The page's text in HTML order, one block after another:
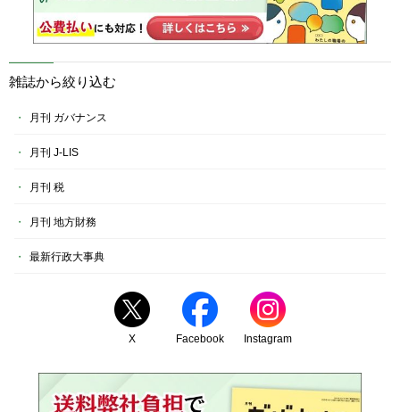
雑誌から絞り込む
月刊 ガバナンス
月刊 J-LIS
月刊 税
月刊 地方財務
最新行政大事典
X Facebook Instagram